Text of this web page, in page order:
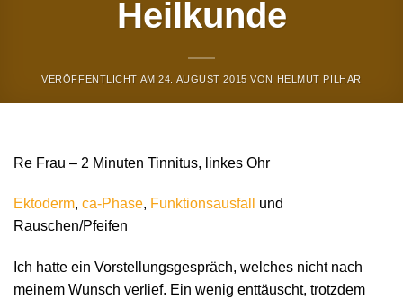
Heilkunde
VERÖFFENTLICHT AM24. AUGUST 2015 VON HELMUT PILHAR
Re Frau – 2 Minuten Tinnitus, linkes Ohr
Ektoderm, ca-Phase, Funktionsausfall
und
Rauschen/Pfeifen
Ich hatte ein Vorstellungsgespräch, welches nicht nach
meinem Wunsch verlief. Ein wenig enttäuscht, trotzdem